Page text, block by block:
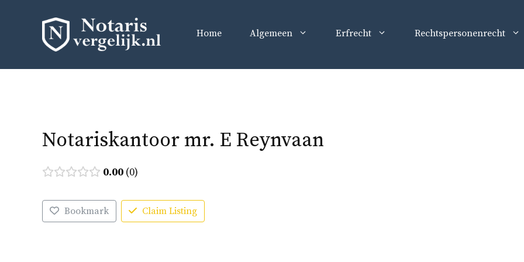
Home Algemeen Erfrecht Rechtspersonenrecht
Notariskantoor mr. E Reynvaan
0.00 0
Bookmark Claim Listing